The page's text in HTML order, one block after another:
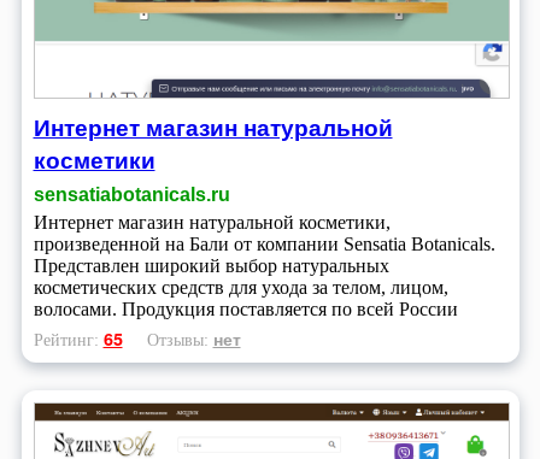
Интернет магазин натуральной
косметики
sensatiabotanicals.ru
Интернет магазин натуральной косметики,
произведенной на Бали от компании Sensatia Botanicals.
Представлен широкий выбор натуральных
косметических средств для ухода за телом, лицом,
волосами. Продукция поставляется по всей России
Рейтинг: 65 Отзывы: нет